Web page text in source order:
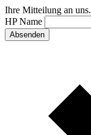
Ihre Mitteilung an uns.
HP Name
Absenden